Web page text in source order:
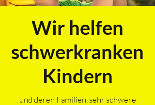
Wir helfen
schwerkranken
Kindern
und deren Familien, sehr schwere